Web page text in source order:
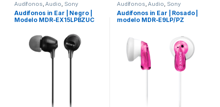
Audífonos,Audio, Sony
Audífonos in Ear | Negro |
Modelo MDR-EX15LPBZUC
Audífonos,Audio, Sony
Audífonos in Ear | Rosado |
modelo MDR-E9LP/PZ